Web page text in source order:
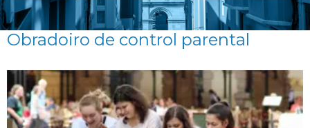
Obradoiro de control parental